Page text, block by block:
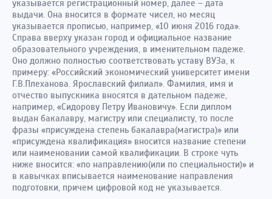
указывается регистрационный номер, далее – дата
выдачи. Она вносится в формате чисел, но месяц
указывается прописью, например, «10 июня 2016 года».
Справа вверху указан город и официальное название
образовательного учреждения, в именительном падеже.
Оно должно полностью соответствовать уставу ВУЗа, к
примеру: «Российский экономический университет имени
Г.В.Плеханова. Ярославский филиал». Фамилия, имя и
отчество выпускника вносятся в дательном падеже,
например, «Сидорову Петру Ивановичу». Если диплом
выдан бакалавру, магистру или специалисту, то после
фразы «присуждена степень бакалавра(магистра)» или
«присуждена квалификация» вносится название степени
или наименовании самой квалификации. В строке чуть
ниже вносится: «по направлению(или по специальности)» и
в кавычках вписывается наименование направления
подготовки, причем цифровой код не указывается.